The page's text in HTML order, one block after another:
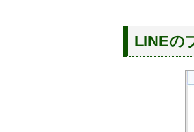
LINEの